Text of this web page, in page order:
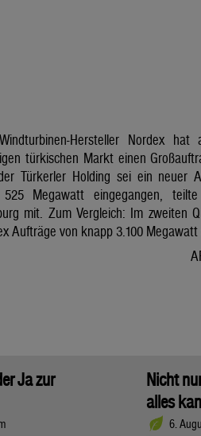
Hersteller Nordex hat
türkischen Markt einen
Türkerler Holding sei ein neuer
Megawatt eingegangen,
mit. Zum Vergleich: Im zweiten
Aufträge von knapp 3.100 Megawatt
Ja zur
Nicht
alles
6.